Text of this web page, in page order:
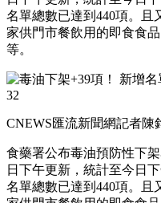
名單總數已達到440項。且
家供門市餐飲用的即食食
等。
CNEWS匯流新聞網記者陳
食藥署公布毒油預防性下
日下午更新，統計至今日
名單總數已達到440項。且